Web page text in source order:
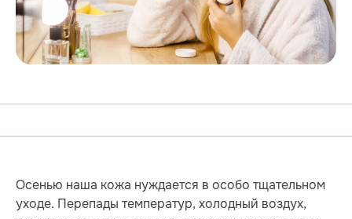
Осенью наша кожа нуждается в особо тщательном
уходе. Перепады температур, холодный воздух,